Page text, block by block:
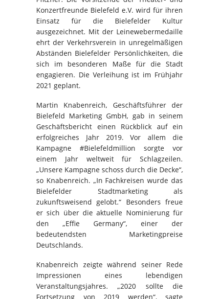
Konzertfreunde Bielefeld e.V. wird für ihren
Einsatz für die Bielefelder Kultur
ausgezeichnet. Mit der Leinewebermedaille
ehrt der Verkehrsverein in unregelmäßigen
Abständen Bielefelder Persönlichkeiten, die
sich im besonderen Maße für die Stadt
engagieren. Die Verleihung ist im Frühjahr
2021 geplant.
Martin Knabenreich, Geschäftsführer der
Bielefeld Marketing GmbH, gab in seinem
Geschäftsbericht einen Rückblick auf ein
erfolgreiches Jahr 2019. Vor allem die
Kampagne #Bielefeldmillion sorgte vor
einem Jahr weltweit für Schlagzeilen.
„Unsere Kampagne schoss durch die Decke“,
so Knabenreich. „In Fachkreisen wurde das
Bielefelder Stadtmarketing als
zukunftsweisend gelobt.“ Besonders freue
er sich über die aktuelle Nominierung für
den „Effie Germany“, einer der
bedeutendsten Marketingpreise
Deutschlands.
Knabenreich zeigte während seiner Rede
Impressionen eines lebendigen
Veranstaltungsjahres. „2020 sollte die
Fortsetzung von 2019 werden“, sagte